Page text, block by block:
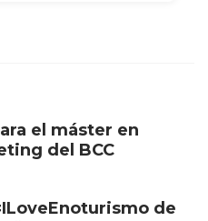
el máster en
del BCC
de